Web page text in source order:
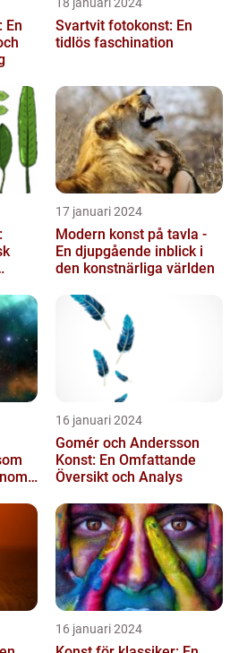
En
Svartvit fotokonst: En
tidlös faschination
17 januari 2024
Modern konst på tavla -
En djupgående inblick i
den konstnärliga världen
16 januari 2024
Gomér och Andersson
Konst: En Omfattande
Översikt och Analys
16 januari 2024